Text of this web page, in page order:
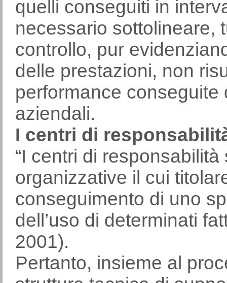
quelli conseguiti in
necessario sottolineare,
controllo, pur
delle prestazioni, non
performance
aziendali.
I centri di
“I centri di
organizzative il cui
conseguimento di uno
dell’uso di determinati
2001).
Pertanto, insieme al